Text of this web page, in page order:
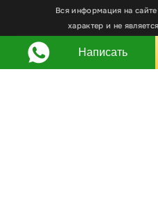
Вся информация на
характер и не
Любое использование
дизайна и оформления,
файлы cookie. Вы всегда можете
cookie в настройках браузера.
Написать